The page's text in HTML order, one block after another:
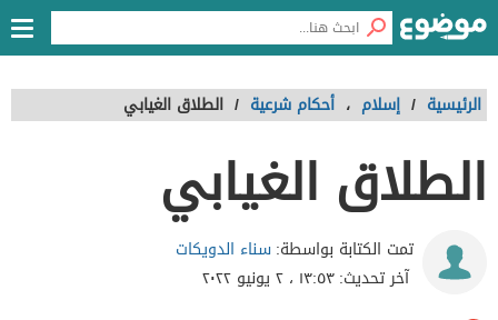
الرئيسية / إسلام ، أحكام شرعية / الطلاق الغيابي
الطلاق الغيابي
تمت الكتابة بواسطة:سناء الدويكات
آخر تحديث:١٣:٥٣ ، ٢ يونيو ٢٠٢٢